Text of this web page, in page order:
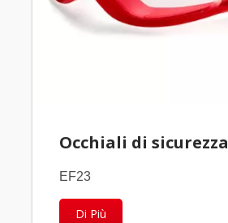
Occhiali di sicurezza
EF23
Di Più